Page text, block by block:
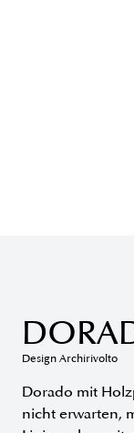
Design Archirivolto
Dorado mit
nicht erwarten,